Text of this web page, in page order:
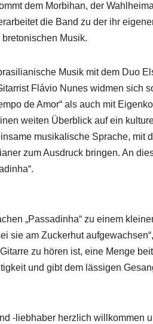
dem Morbihan, der
die Band zu der ihr
Musik.
Musik mit dem Duo
Flávio Nunes widmen sich
de Amor“ als auch mit
weiten Überblick auf ein
musikalische Sprache, mit
zum Ausdruck bringen. An
„Passadinha“ zu einem
sie am Zuckerhut
zu hören ist, eine Menge
und gibt dem lässigen
-liebhaber herzlich willkommen